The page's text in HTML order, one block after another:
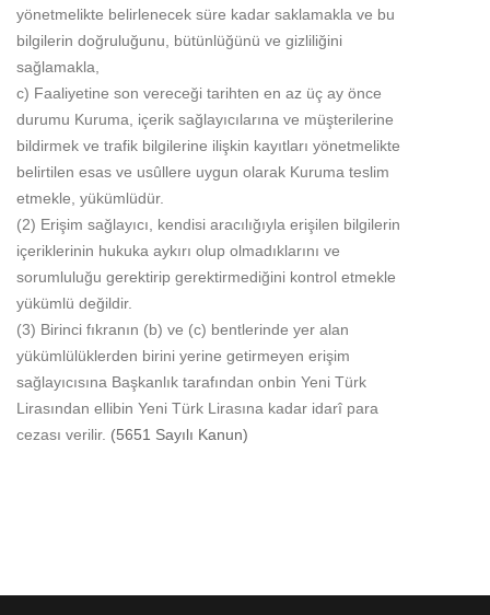
yönetmelikte belirlenecek süre kadar saklamakla ve bu
bilgilerin doğruluğunu, bütünlüğünü ve gizliliğini
sağlamakla,
c) Faaliyetine son vereceği tarihten en az üç ay önce
durumu Kuruma, içerik sağlayıcılarına ve müşterilerine
bildirmek ve trafik bilgilerine ilişkin kayıtları yönetmelikte
belirtilen esas ve usûllere uygun olarak Kuruma teslim
etmekle, yükümlüdür.
(2) Erişim sağlayıcı, kendisi aracılığıyla erişilen bilgilerin
içeriklerinin hukuka aykırı olup olmadıklarını ve
sorumluluğu gerektirip gerektirmediğini kontrol etmekle
yükümlü değildir.
(3) Birinci fıkranın (b) ve (c) bentlerinde yer alan
yükümlülüklerden birini yerine getirmeyen erişim
sağlayıcısına Başkanlık tarafından onbin Yeni Türk
Lirasından ellibin Yeni Türk Lirasına kadar idarî para
cezası verilir. (5651 Sayılı Kanun)